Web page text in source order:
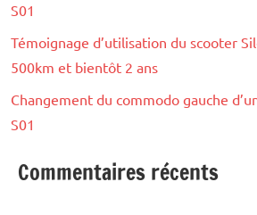
S01
Témoignage d’utilisation du scooter
500km et bientôt 2 ans
Changement du commodo gauche
S01
Commentaires récents